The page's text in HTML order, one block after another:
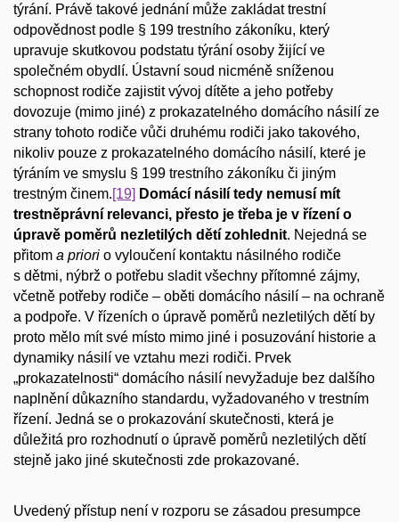
týrání. Právě takové jednání může zakládat trestní
odpovědnost podle § 199 trestního zákoníku, který
upravuje skutkovou podstatu týrání osoby žijící ve
společném obydlí. Ústavní soud nicméně sníženou
schopnost rodiče zajistit vývoj dítěte a jeho potřeby
dovozuje (mimo jiné) z prokazatelného domácího násilí ze
strany tohoto rodiče vůči druhému rodiči jako takového,
nikoliv pouze z prokazatelného domácího násilí, které je
týráním ve smyslu § 199 trestního zákoníku či jiným
trestným činem.[19] Domácí násilí tedy nemusí mít
trestněprávní relevanci, přesto je třeba je v řízení o
úpravě poměrů nezletilých dětí zohlednit. Nejedná se
přitom a priori o vyloučení kontaktu násilného rodiče
s dětmi, nýbrž o potřebu sladit všechny přítomné zájmy,
včetně potřeby rodiče – oběti domácího násilí – na ochraně
a podpoře. V řízeních o úpravě poměrů nezletilých dětí by
proto mělo mít své místo mimo jiné i posuzování historie a
dynamiky násilí ve vztahu mezi rodiči. Prvek
„prokazatelnosti“ domácího násilí nevyžaduje bez dalšího
naplnění důkazního standardu, vyžadovaného v trestním
řízení. Jedná se o prokazování skutečnosti, která je
důležitá pro rozhodnutí o úpravě poměrů nezletilých dětí
stejně jako jiné skutečnosti zde prokazované.
Uvedený přístup není v rozporu se zásadou presumpce